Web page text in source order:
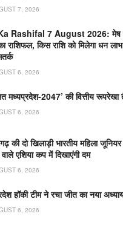
7, 2026
Rashifal 7 August 2026: मेष
राशिफल, किस राशि को मिलेगा धन
6, 2026
मध्यप्रदेश-2047’ की वित्तीय रूपरेखा
6, 2026
की दो खिलाड़ी भारतीय महिला
एशिया कप में दिखाएंगी दम
6, 2026
हॉकी टीम ने रचा जीत का नया
6, 2026